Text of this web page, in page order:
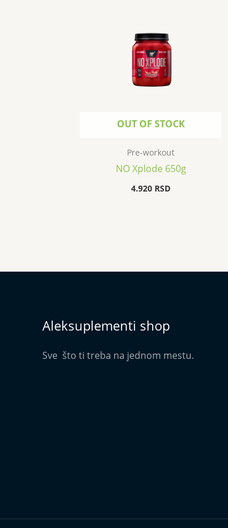
OUT OF STOCK
Pre-workout
NO Xplode 650g
4.920 RSD
Aleksuplementi shop
Sve što ti treba na jednom mestu.